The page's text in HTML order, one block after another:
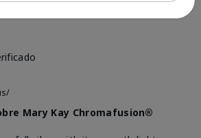
Mary Kay Chromafusion®